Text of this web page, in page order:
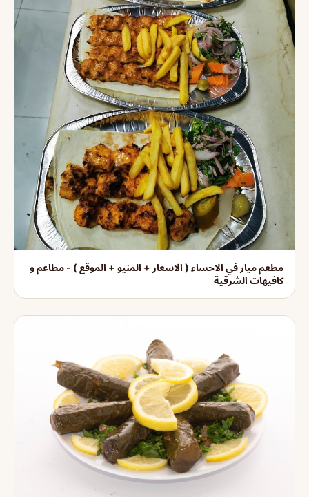
مطعم ميار في الاحساء ( الاسعار + المنيو + الموقع ) - مطاعم و
كافيهات الشرقية